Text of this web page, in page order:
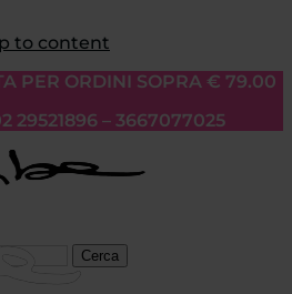
to content
PER ORDINI SOPRA € 79.00
29521896 – 3667077025
Cerca